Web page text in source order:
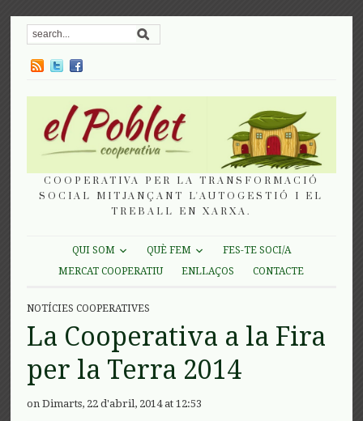
COOPERATIVA PER LA TRANSFORMACIÓ
SOCIAL MITJANÇANT L'AUTOGESTIÓ I EL
TREBALL EN XARXA.
QUI SOM QUÈ FEM
FES-TE SOCI/A
MERCAT COOPERATIU
ENLLAÇOS CONTACTE
NOTÍCIES COOPERATIVES
La Cooperativa a la Fira
per la Terra 2014
on Dimarts, 22 d'abril, 2014 at 12:53